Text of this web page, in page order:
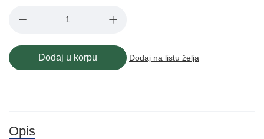
Dodaj u korpu Dodaj na listu želja
Opis